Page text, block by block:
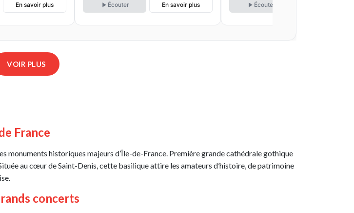
En savoir plus Écouter En savoir plus Écouter
VOIR PLUS
France
monuments historiques majeurs d’Île-de-France. Première grande cathédrale gothique
au cœur de Saint-Denis, cette basilique attire les amateurs d’histoire, de patrimoine
concerts